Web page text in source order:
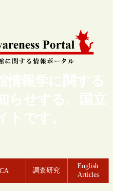
情報学に関する
らせする、国立
トです。
CA 調査研究
English
Articles